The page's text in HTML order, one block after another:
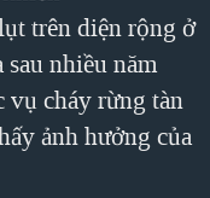
NAM
NAM
trên diện rộng ở
nhiều năm
vụ cháy rừng tàn
ảnh hưởng của